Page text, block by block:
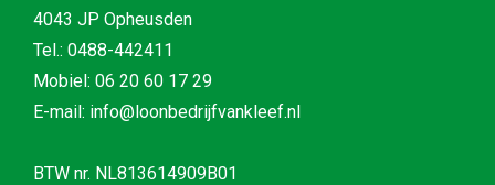
4043 JP Opheusden
Tel.: 0488-442411
Mobiel: 06 20 60 17 29
E-mail: info@loonbedrijfvankleef.nl
BTW nr. NL813614909B01